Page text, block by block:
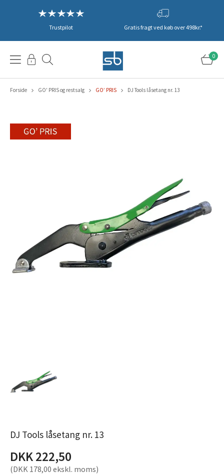
Trustpilot Gratis fragt ved køb over 498kr.*
0
Forside GO' PRIS og restsalg GO’ PRIS DJ Tools låsetang nr. 13
DJ Tools låsetang nr. 13
DKK 222,50
(DKK 178,00 ekskl. moms)